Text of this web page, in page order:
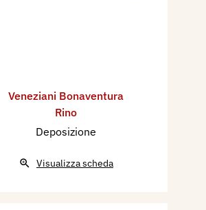
Veneziani Bonaventura
Rino
Deposizione
Visualizza scheda